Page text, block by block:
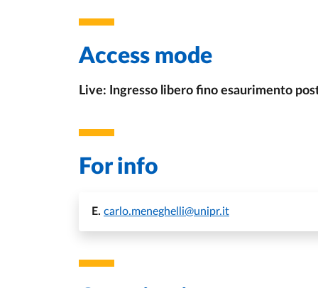
Access mode
Live: Ingresso libero fino esaurimento
For info
E. carlo.meneghelli@unipr.it